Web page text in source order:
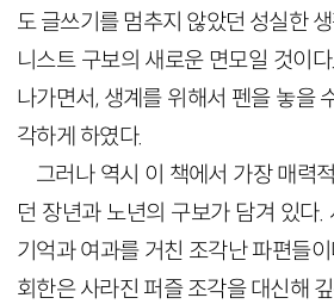
도 글쓰기를 멈추지 않았던 성실한
니스트 구보의 새로운 면모일 것이
나가면서, 생계를 위해서 펜을 놓을
각하게 하였다.
그러나 역시 이 책에서 가장 매력
던 장년과 노년의 구보가 담겨 있다
기억과 여과를 거친 조각난 파편들
회한은 사라진 퍼즐 조각을 대신해